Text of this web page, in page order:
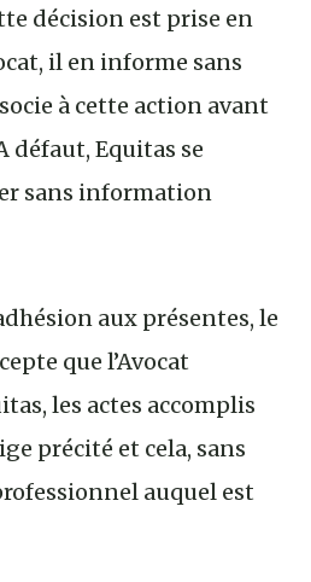
décision est prise en
il en informe sans
à cette action avant
défaut, Equitas se
sans information
aux présentes, le
que l’Avocat
les actes accomplis
précité et cela, sans
auquel est